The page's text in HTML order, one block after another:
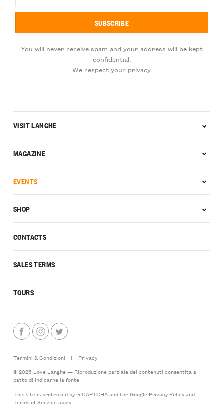
You will never receive spam and your address will be kept
confidential.
We respect your privacy.
CONTACTS
SALES TERMS
TOURS
VISIT LANGHE
MAGAZINE
EVENTS
SHOP
Termini & Condizioni |
Privacy
© 2026 Love Langhe — Riproduzione parziale dei contenuti consentita a
patto di indicarne la fonte
This site is protected by reCAPTCHA and the Google Privacy Policyand
Terms of Serviceapply